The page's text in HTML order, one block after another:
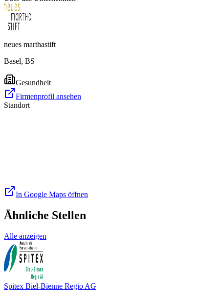
neues marthastift
Basel, BS
Gesundheit
Firmenprofil ansehen
Standort
In Google Maps öffnen
Ähnliche Stellen
Alle anzeigen
Spitex Biel-Bienne Regio AG